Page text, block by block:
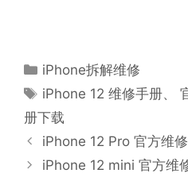
分
类
iPhone拆解维修
标
签
iPhone 12 维修手册、
册下载
iPhone 12 Pro 官方维
iPhone 12 mini 官方维